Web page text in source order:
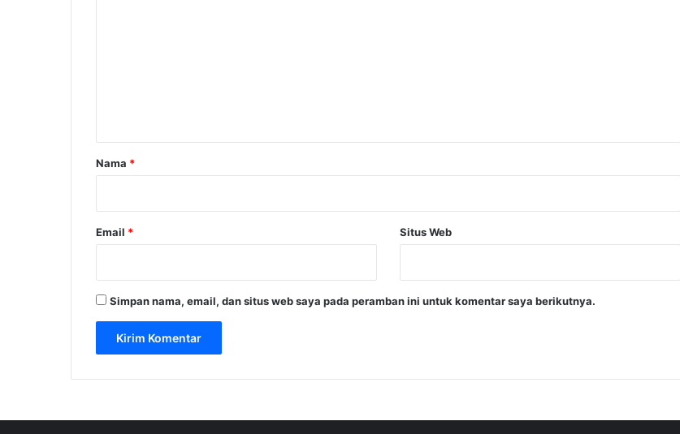
n
rNama *
Email * Situs Web
Simpan nama, email, dan situs web saya pada peramban ini untuk komentar saya berikutnya.